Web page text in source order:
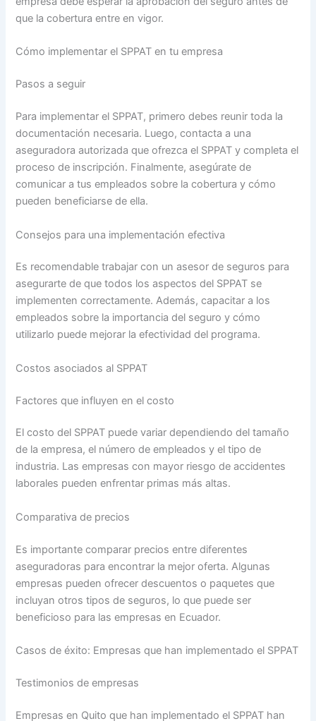
que la cobertura entre en vigor.
Cómo implementar el SPPAT en tu empresa
Pasos a seguir
Para implementar el SPPAT, primero debes reunir toda la
documentación necesaria. Luego, contacta a una
aseguradora autorizada que ofrezca el SPPAT y completa el
proceso de inscripción. Finalmente, asegúrate de
comunicar a tus empleados sobre la cobertura y cómo
pueden beneficiarse de ella.
Consejos para una implementación efectiva
Es recomendable trabajar con un asesor de seguros para
asegurarte de que todos los aspectos del SPPAT se
implementen correctamente. Además, capacitar a los
empleados sobre la importancia del seguro y cómo
utilizarlo puede mejorar la efectividad del programa.
Costos asociados al SPPAT
Factores que influyen en el costo
El costo del SPPAT puede variar dependiendo del tamaño
de la empresa, el número de empleados y el tipo de
industria. Las empresas con mayor riesgo de accidentes
laborales pueden enfrentar primas más altas.
Comparativa de precios
Es importante comparar precios entre diferentes
aseguradoras para encontrar la mejor oferta. Algunas
empresas pueden ofrecer descuentos o paquetes que
incluyan otros tipos de seguros, lo que puede ser
beneficioso para las empresas en Ecuador.
Casos de éxito: Empresas que han implementado el SPPAT
Testimonios de empresas
Empresas en Quito que han implementado el SPPAT han